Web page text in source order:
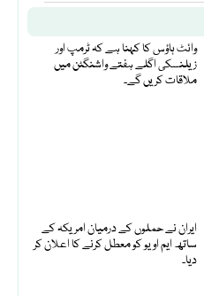
وائٹ ہاؤس کا کہنا ہے کہ ٹرمپ اور
زیلنسکی اگلے ہفتے واشنگٹن میں
ملاقات کریں گے۔
ایران نے حملوں کے درمیان امریکہ کے
ساتھ ایم او یو کو معطل کرنے کا اعلان کر
دیا۔